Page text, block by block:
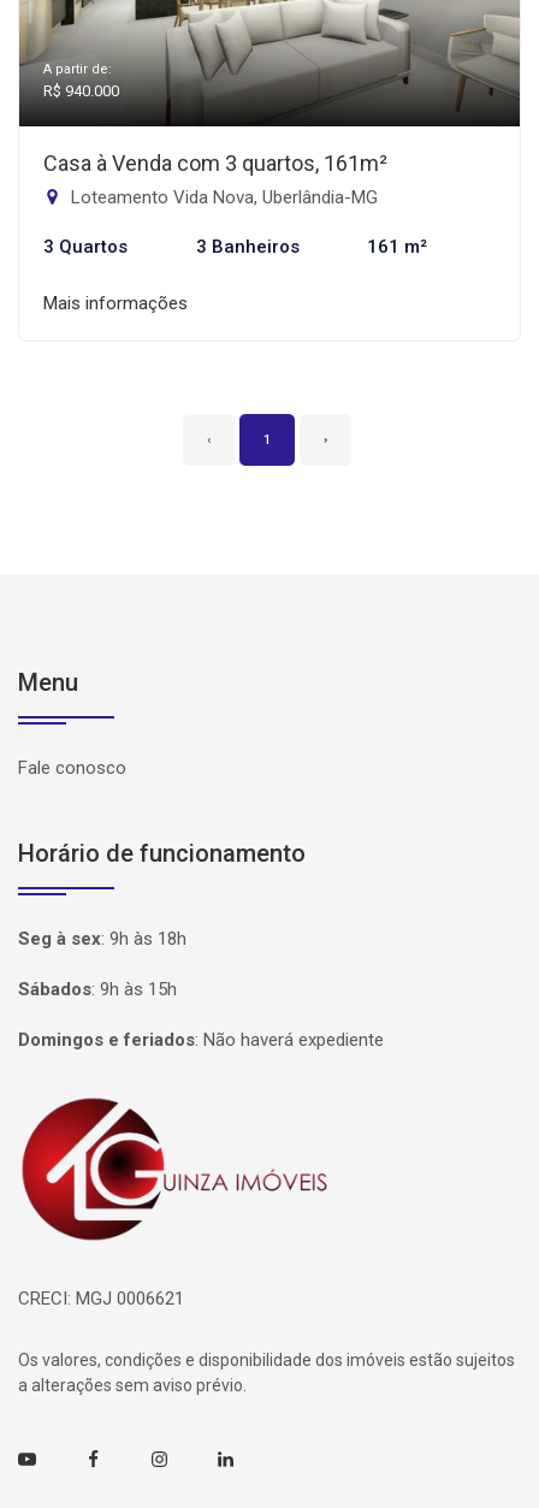
A partir de:
R$ 940.000
Casa à Venda com 3 quartos, 161m²
Loteamento Vida Nova, Uberlândia-MG
3 Quartos 3 Banheiros 161 m²
Mais informações
‹ 1 ›
Menu
Fale conosco
Horário de funcionamento
Seg à sex: 9h às 18h
Sábados: 9h às 15h
Domingos e feriados: Não haverá expediente
Página inicial
CRECI: MGJ 0006621
Os valores, condições e disponibilidade dos imóveis estão sujeitos
a alterações sem aviso prévio.
Youtube FacebookInstagramLinkedin